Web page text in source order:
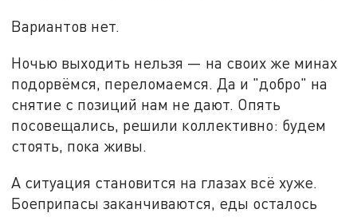
Вариантов нет.
Ночью выходить нельзя — на своих же минах
подорвёмся, переломаемся. Да и "добро" на
снятие с позиций нам не дают. Опять
посовещались, решили коллективно: будем
стоять, пока живы.
А ситуация становится на глазах всё хуже.
Боеприпасы заканчиваются, еды осталось